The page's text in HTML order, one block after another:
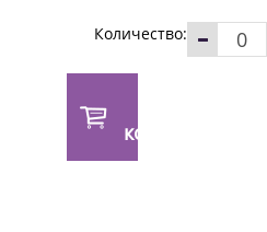
Количество:
корзину